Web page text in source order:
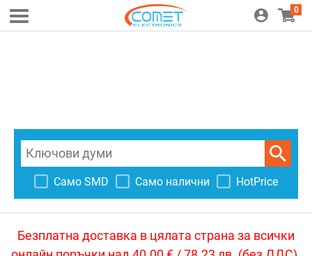
0
Само SMD Само налични HotPrice
Безплатна доставка в цялата страна за всички